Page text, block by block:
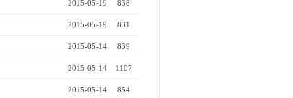
2015-05-19 838
2015-05-19 831
2015-05-14 839
2015-05-14 1107
2015-05-14 854